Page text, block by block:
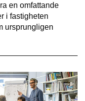
en omfattande
i fastigheten
ursprungligen